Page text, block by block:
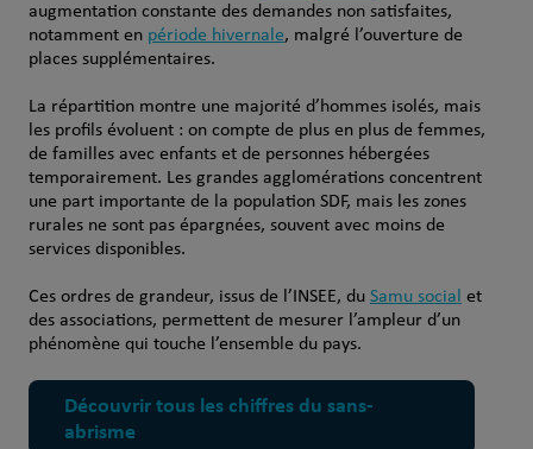
augmentation constante des demandes non satisfaites,
notamment en période hivernale, malgré l’ouverture de
places supplémentaires.
La répartition montre une majorité d’hommes isolés, mais
les profils évoluent : on compte de plus en plus de femmes,
de familles avec enfants et de personnes hébergées
temporairement. Les grandes agglomérations concentrent
une part importante de la population SDF, mais les zones
rurales ne sont pas épargnées, souvent avec moins de
services disponibles.
Ces ordres de grandeur, issus de l’INSEE, du Samu social et
des associations, permettent de mesurer l’ampleur d’un
phénomène qui touche l’ensemble du pays.
Découvrir tous les chiffres du sans-
abrisme